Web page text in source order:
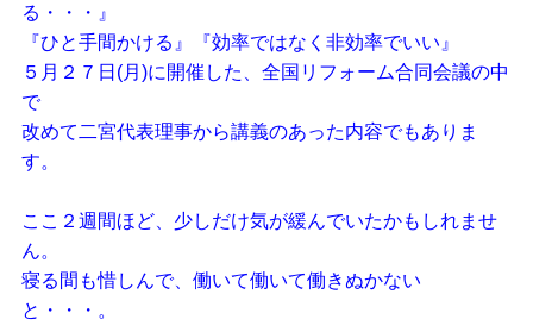
る・・・』
『ひと手間かける』『効率ではなく非効率でいい』
５月２７日(月)に開催した、全国リフォーム合同会議の中
で
改めて二宮代表理事から講義のあった内容でもありま
す。
ここ２週間ほど、少しだけ気が緩んでいたかもしれませ
ん。
寝る間も惜しんで、働いて働いて働きぬかない
と・・・。